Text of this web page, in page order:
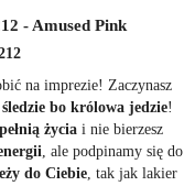
- Amused Pink
na imprezie! Zaczynasz
bo królowa jedzie!
życia i nie bierzesz
, ale podpinamy się do
do Ciebie, tak jak lakier